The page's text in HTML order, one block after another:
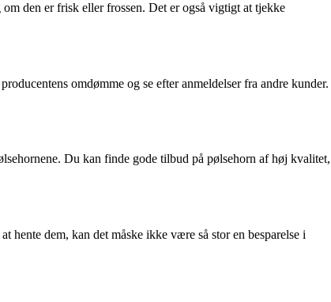
den er frisk eller frossen. Det er også vigtigt at tjekke
omdømme og se efter anmeldelser fra andre kunder.
Du kan finde gode tilbud på pølsehorn af høj kvalitet,
dem, kan det måske ikke være så stor en besparelse i